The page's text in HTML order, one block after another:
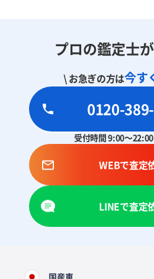
プロの鑑定士
\ お急ぎの方は今す
0120-
受付時間 9:00～
WEBで査定
LINEで査定
国産車